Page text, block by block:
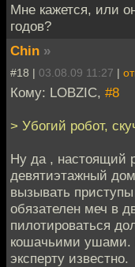
Мне кажется, или
годов?
Chin »
#18 | 03.08.09 11:27 |
Кому: LOBZIC, #8
> Убогий робот,
Ну да , настоящий
девятиэтажный
вызывать
обязателен меч в
пилотироваться
кошачьими ушами.
эксперту известно.